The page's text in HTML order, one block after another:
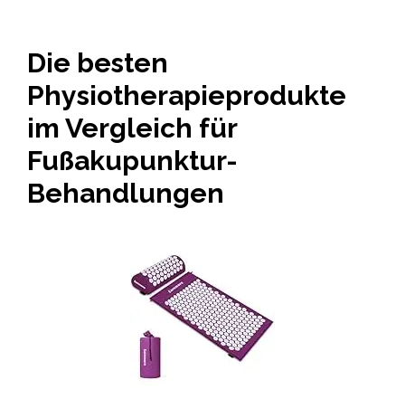
Die besten
Physiotherapieprodukte
im Vergleich für
Fußakupunktur-
Behandlungen